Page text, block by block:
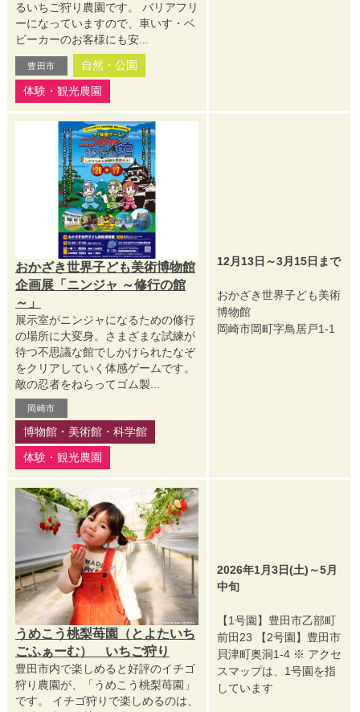
るいちご狩り農園です。 バリアフリ
ーになっていますので、車いす・ベ
ビーカーのお客様にも安...
豊田市
自然・公園
体験・観光農園
おかざき世界子ども美術博物館
企画展「ニンジャ ～修行の館
～」
展示室がニンジャになるための修行
の場所に大変身。さまざまな試練が
待つ不思議な館でしかけられたなぞ
をクリアしていく体感ゲームです。
敵の忍者をねらってゴム製...
岡崎市
博物館・美術館・科学館
体験・観光農園
12月13日～3月15日まで
おかざき世界子ども美術
博物館
岡崎市岡町字鳥居戸1-1
うめこう桃梨苺園（とよたいち
ごふぁーむ） いちご狩り
豊田市内で楽しめると好評のイチゴ
狩り農園が、「うめこう桃梨苺園」
です。 イチゴ狩りで楽しめるのは、
2026年1月3日(土)～5月
中旬
【1号園】豊田市乙部町
前田23 【2号園】豊田市
貝津町奥洞1-4 ※ アクセ
スマップは、1号園を指
しています